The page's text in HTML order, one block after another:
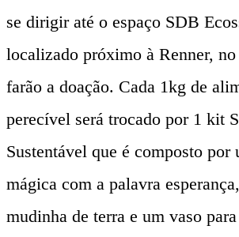
se dirigir até o espaço SDB
localizado próximo à Renner, no
farão a doação. Cada 1kg de
perecível será trocado por 1 kit
Sustentável que é composto por
mágica com a palavra
mudinha de terra e um vaso para